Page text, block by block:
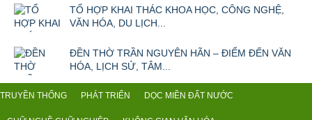
TỔ HỢP KHAI THÁC KHOA HỌC, CÔNG NGHỆ,
VĂN HÓA, DU LỊCH...
ĐỀN THỜ TRẦN NGUYÊN HÃN – ĐIỂM ĐẾN VĂN
HÓA, LỊCH SỬ, TÂM...
TRUYỀN THỐNG PHÁT TRIỂN DỌC MIỀN ĐẤT NƯỚC